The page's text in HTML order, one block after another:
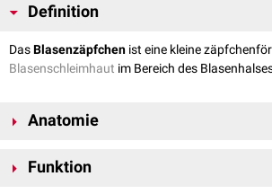
Definition
DasBlasenzäpfchen ist eine kleine
Blasenschleimhaut im Bereich des
Anatomie
inneren Harnröhrenmündung (
Funktion